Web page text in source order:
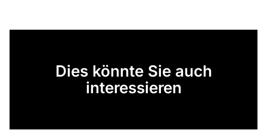
Dies könnte Sie auch
interessieren